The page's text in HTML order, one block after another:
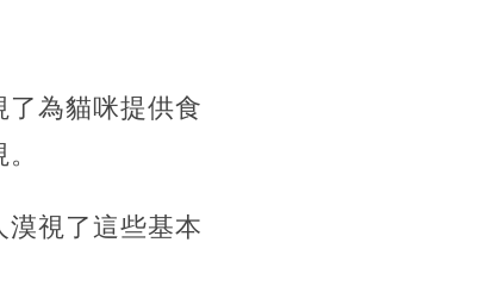
為貓咪提供食
視了這些基本